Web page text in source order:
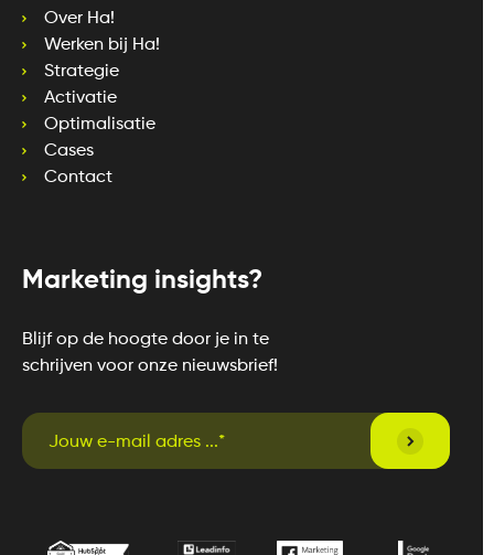
Over Ha!
Werken bij Ha!
Strategie
Activatie
Optimalisatie
Cases
Contact
Marketing insights?
Blijf op de hoogte door je in te
schrijven voor onze nieuwsbrief!